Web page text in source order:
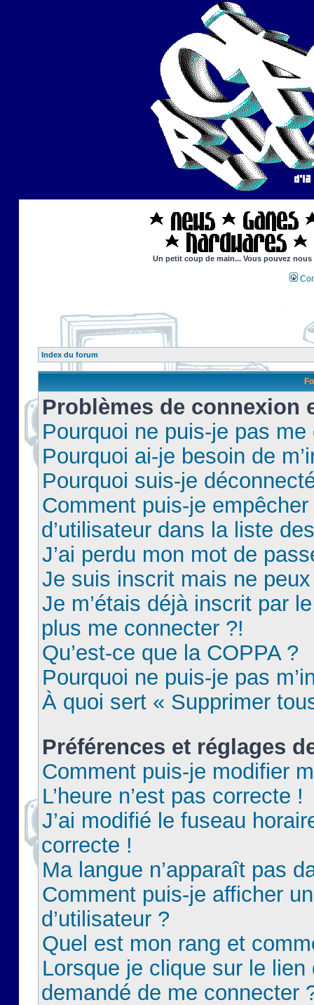
Un petit coup de main... Vous pouvez
Index du forum
Problèmes de connexion
Pourquoi ne puis-je pas
Pourquoi ai-je besoin de
Pourquoi suis-je
Comment puis-je
d’utilisateur dans la liste
J’ai perdu mon mot de
Je suis inscrit mais ne
Je m’étais déjà inscrit par
plus me connecter ?!
Qu’est-ce que la COPPA ?
Pourquoi ne puis-je pas
À quoi sert « Supprimer
Préférences et réglages
Comment puis-je modifier
L’heure n’est pas correcte !
J’ai modifié le fuseau
correcte !
Ma langue n’apparaît pas
Comment puis-je afficher
d’utilisateur ?
Quel est mon rang et
Lorsque je clique sur le lien
demandé de me connecter